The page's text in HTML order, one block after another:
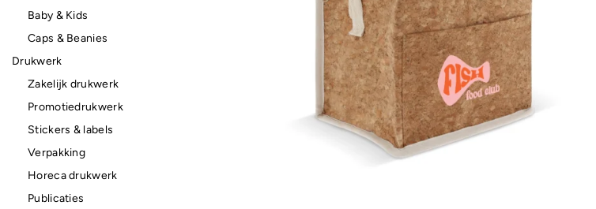
Baby & Kids
Caps & Beanies
Drukwerk
Zakelijk drukwerk
Promotiedrukwerk
Stickers & labels
Verpakking
Horeca drukwerk
Publicaties